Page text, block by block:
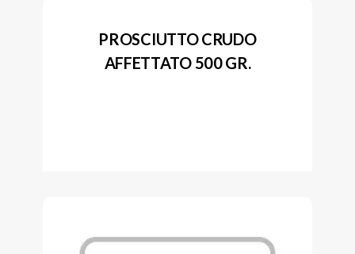
PROSCIUTTO CRUDO
AFFETTATO 500 GR.